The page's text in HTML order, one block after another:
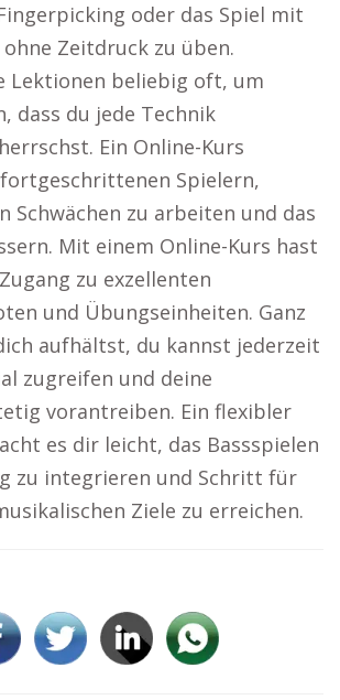
oder das Spiel mit
Zeitdruck zu üben.
Lektionen beliebig oft, um
dass du jede Technik
Ein Online-Kurs
Spielern,
Schwächen zu arbeiten und das
Mit einem Online-Kurs hast
zu exzellenten
und Übungseinheiten. Ganz
aufhältst, du kannst jederzeit
zugreifen und deine
vorantreiben. Ein flexibler
es dir leicht, das Bassspielen
zu integrieren und Schritt für
Ziele zu erreichen.